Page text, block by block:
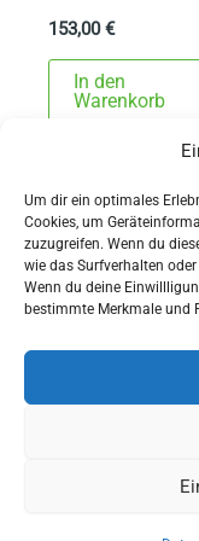
Um dir ein optimales
Cookies, um
zuzugreifen. Wenn du
wie das Surfverhalten
Wenn du deine
bestimmte Merkmale und
153,00€
In den
Warenkorb